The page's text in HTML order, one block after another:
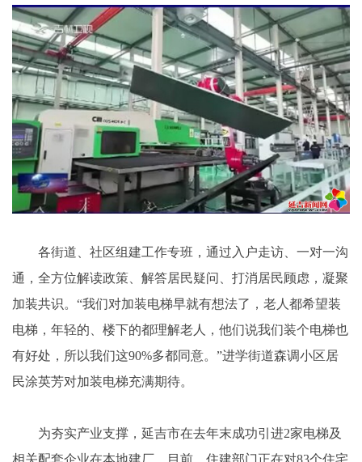
各街道、社区组建工作专班，通过入户走访、一对一沟
通，全方位解读政策、解答居民疑问、打消居民顾虑，凝聚
加装共识。“我们对加装电梯早就有想法了，老人都希望装
电梯，年轻的、楼下的都理解老人，他们说我们装个电梯也
有好处，所以我们这90%多都同意。”进学街道森调小区居
民涂英芳对加装电梯充满期待。
为夯实产业支撑，延吉市在去年末成功引进2家电梯及
相关配套企业在本地建厂。目前，住建部门正在对83个住宅